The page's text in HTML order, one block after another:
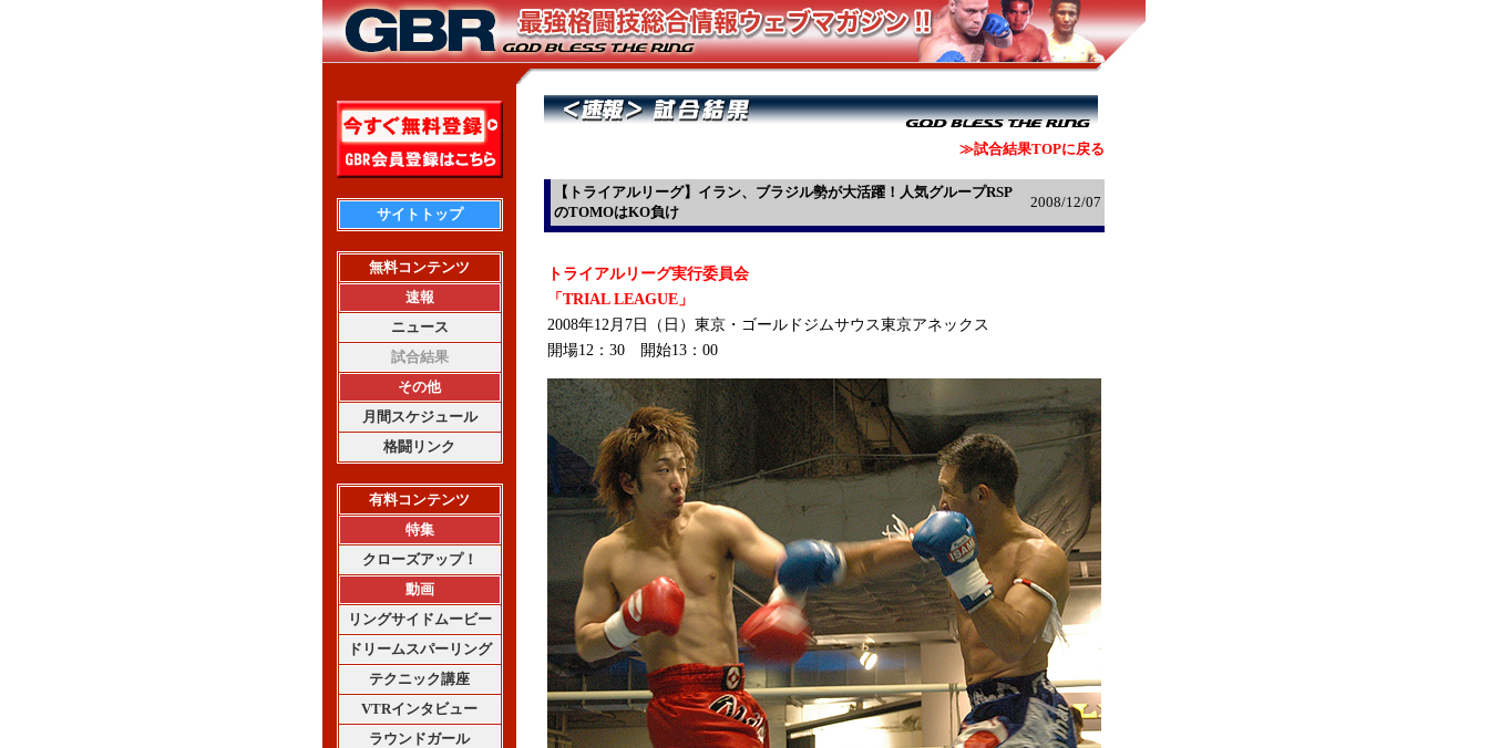
サイトトップ
無料コンテンツ
速報
ニュース
試合結果
その他
月間スケジュール
格闘リンク
有料コンテンツ
特集
クローズアップ！
動画
リングサイドムービー
ドリームスパーリング
テクニック講座
VTRインタビュー
ラウンドガール
≫試合結果TOPに戻る
【トライアルリーグ】イラン、ブラジル勢が大活躍！人気グループRSP
のTOMOはKO負け
2008/12/07
トライアルリーグ実行委員会
「TRIAL LEAGUE」
2008年12月7日（日）東京・ゴールドジムサウス東京アネックス
開場12：30 開始13：00